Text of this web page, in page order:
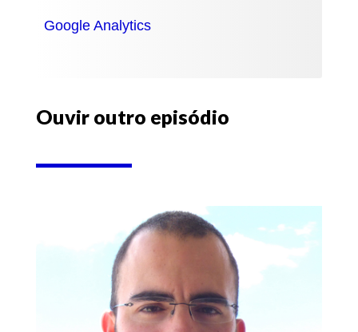
Google Analytics
Ouvir outro episódio